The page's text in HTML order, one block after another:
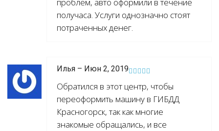
проблем, авто оформили в течение
получаса. Услуги однозначно стоят
потраченных денег.
Илья – Июн 2, 2019
Обратился в этот центр, чтобы
переоформить машину в ГИБДД
Красногорск, так как многие
знакомые обращались, и все